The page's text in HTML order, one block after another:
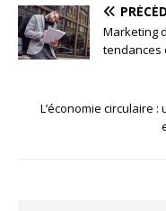
Marketing
tendances
L’économie circulaire